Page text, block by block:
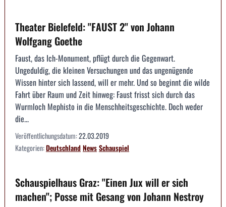
Theater Bielefeld: "FAUST 2" von Johann
Wolfgang Goethe
Faust, das Ich-Monument, pflügt durch die Gegenwart.
Ungeduldig, die kleinen Versuchungen und das ungenügende
Wissen hinter sich lassend, will er mehr. Und so beginnt die wilde
Fahrt über Raum und Zeit hinweg: Faust frisst sich durch das
Wurmloch Mephisto in die Menschheitsgeschichte. Doch weder
die...
Veröffentlichungsdatum:22.03.2019
Kategorien:DeutschlandNewsSchauspiel
Schauspielhaus Graz: "Einen Jux will er sich
machen"; Posse mit Gesang von Johann Nestroy